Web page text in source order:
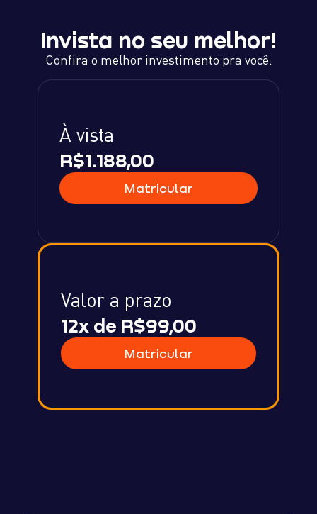
Invista no seu melhor!
Confira o melhor investimento pra você:
À vista
R$1.188,00
Matricular
Valor a prazo
12x de R$99,00
Matricular